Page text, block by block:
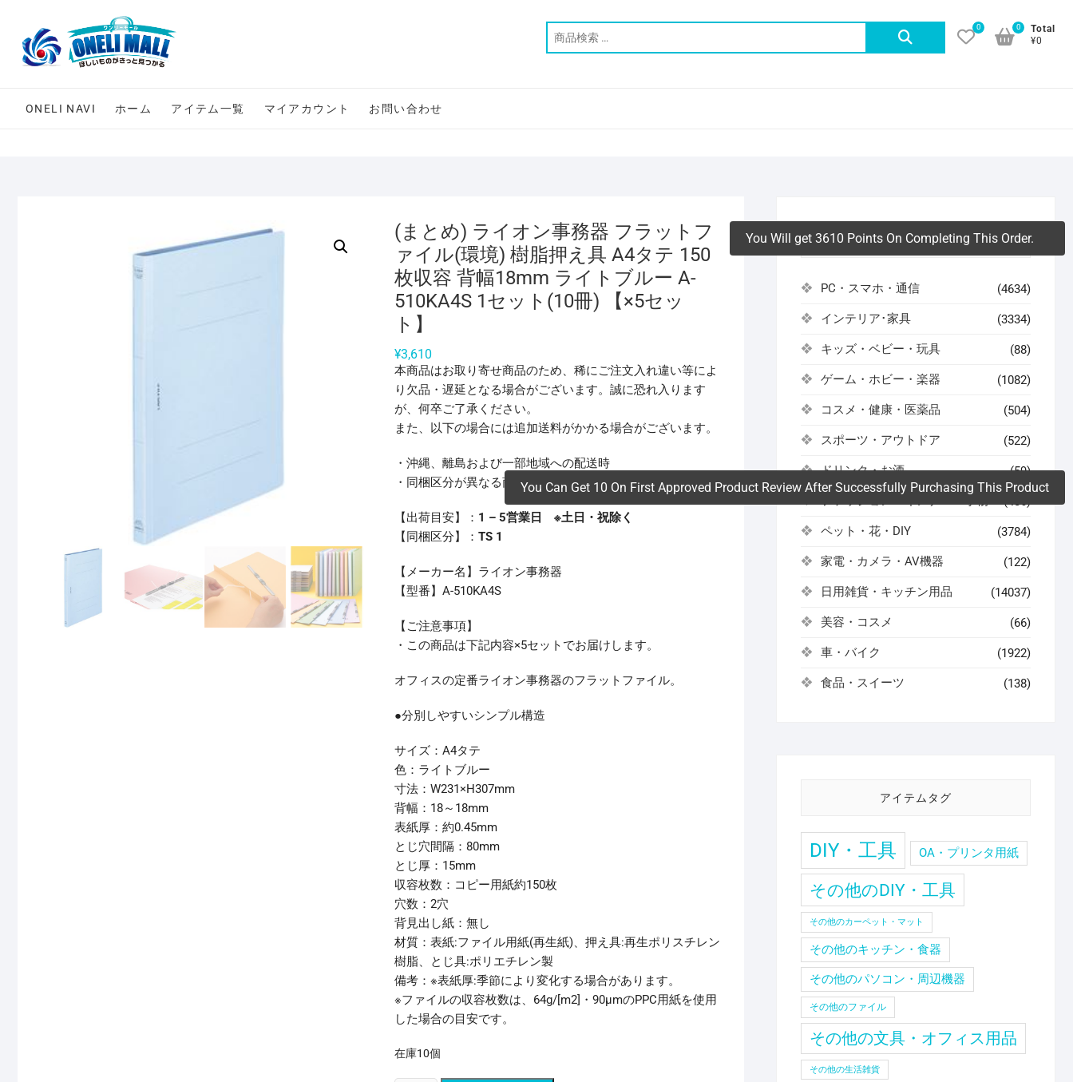
content
0
Total
¥0
0
ONELI NAVI ホーム アイテム一覧 マイアカウント お問い合わせ
(まとめ) ライオン事務器 フラットフ
ァイル(環境) 樹脂押え具 A4タテ 150
枚収容 背幅18mm ライトブルー A-
510KA4S 1セット(10冊) 【×5セッ
ト】
¥3,610
本商品はお取り寄せ商品のため、稀にご注文入れ違い等によ
り欠品・遅延となる場合がございます。誠に恐れ入ります
が、何卒ご了承ください。
また、以下の場合には追加送料がかかる場合がございます。
・沖縄、離島および一部地域への配送時
・同梱区分が異なる商品の複数購入時
【出荷目安】： 1 – 5営業日 ※土日・祝除く
【同梱区分】： TS 1
【メーカー名】ライオン事務器
【型番】A-510KA4S
【ご注意事項】
・この商品は下記内容×5セットでお届けします。
オフィスの定番ライオン事務器のフラットファイル。
●分別しやすいシンプル構造
サイズ：A4タテ
色：ライトブルー
寸法：W231×H307mm
背幅：18～18mm
表紙厚：約0.45mm
とじ穴間隔：80mm
とじ厚：15mm
収容枚数：コピー用紙約150枚
穴数：2穴
背見出し紙：無し
材質：表紙:ファイル用紙(再生紙)、押え具:再生ポリスチレン
樹脂、とじ具:ポリエチレン製
備考：※表紙厚:季節により変化する場合があります。
※ファイルの収容枚数は、64g/[m2]・90μmのPPC用紙を使用
した場合の目安です。
在庫10個
You Will get 3610 Points On Completing This Order.
You Can Get 10 On First Approved Product Review After Successfully Purchasing This Product
アイテムカテゴリ
PC・スマホ・通信 (4634)
インテリア･家具 (3334)
キッズ・ベビー・玩具 (88)
ゲーム・ホビー・楽器 (1082)
コスメ・健康・医薬品 (504)
スポーツ・アウトドア (522)
ドリンク・お酒 (59)
(486)
ペット・花・DIY (3784)
家電・カメラ・AV機器 (122)
日用雑貨・キッチン用品 (14037)
美容・コスメ (66)
車・バイク (1922)
食品・スイーツ (138)
アイテムタグ
DIY・工具 OA・プリンタ用紙
その他のDIY・工具
その他のカーペット・マット
その他のキッチン・食器
その他のパソコン・周辺機器
その他のファイル
その他の文具・オフィス用品
その他の生活雑貨